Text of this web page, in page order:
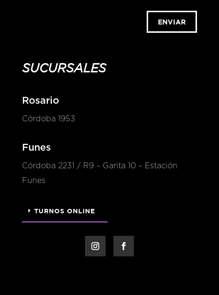
ENVIAR
SUCURSALES
Rosario
Córdoba 1953
Funes
Córdoba 2231 / R9 – Garita 10 – Estación
Funes
TURNOS ONLINE